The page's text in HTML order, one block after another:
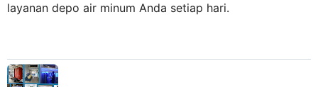
layanan depo air minum Anda setiap hari.